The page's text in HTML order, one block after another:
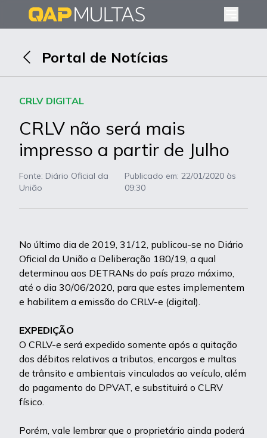
Portal de Notícias
CRLV DIGITAL
CRLV não será mais
impresso a partir de Julho
Fonte: Diário Oficial da
União
Publicado em: 22/01/2020 às
09:30
No último dia de 2019, 31/12, publicou-se no Diário
Oficial da União a Deliberação 180/19, a qual
determinou aos DETRANs do país prazo máximo,
até o dia 30/06/2020, para que estes implementem
e habilitem a emissão do CRLV-e (digital).
EXPEDIÇÃO
O CRLV-e será expedido somente após a quitação
dos débitos relativos a tributos, encargos e multas
de trânsito e ambientais vinculados ao veículo, além
do pagamento do DPVAT, e substituirá o CLRV
físico.
Porém, vale lembrar que o proprietário ainda poderá